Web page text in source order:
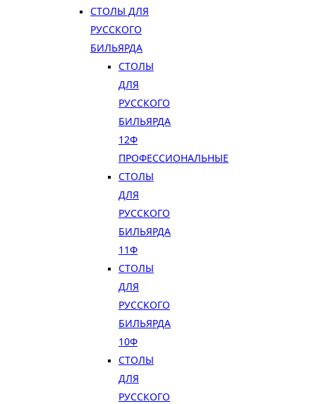
СТОЛЫ ДЛЯ
РУССКОГО
БИЛЬЯРДА
СТОЛЫ
ДЛЯ
РУССКОГО
БИЛЬЯРДА
12Ф
ПРОФЕССИОНАЛЬНЫЕ
СТОЛЫ
ДЛЯ
РУССКОГО
БИЛЬЯРДА
11Ф
СТОЛЫ
ДЛЯ
РУССКОГО
БИЛЬЯРДА
10Ф
СТОЛЫ
ДЛЯ
РУССКОГО